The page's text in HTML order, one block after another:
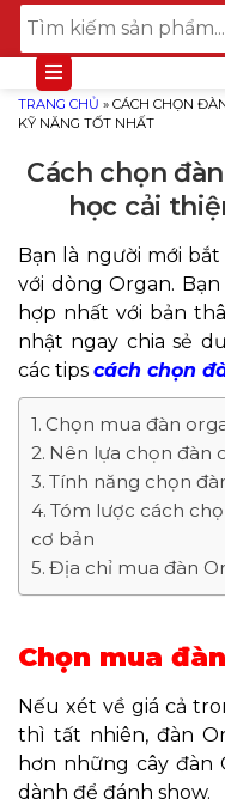
TRANG CHỦ » CÁCH CHỌN
KỸ NĂNG TỐT NHẤT
Cách chọn
học cải
Bạn là người mới
với dòng Organ.
hợp nhất với bản
nhật ngay chia sẻ
các tips cách chọn
Chọn mua đàn
Nên lựa chọn đàn
Tính năng chọn
Tóm lược cách
cơ bản
Địa chỉ mua đàn
Chọn mua
Nếu xét về giá cả
thì tất nhiên, đàn
hơn những cây đàn
dành để đánh show.